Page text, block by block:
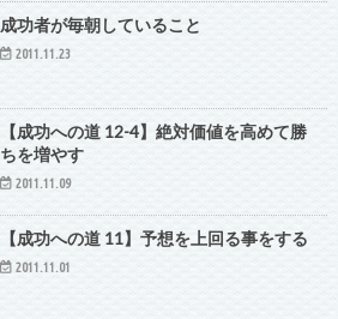
成功者が毎朝していること
2011.11.23
【成功への道 12-4】絶対価値を高めて勝
ちを増やす
2011.11.09
【成功への道 11】予想を上回る事をする
2011.11.01